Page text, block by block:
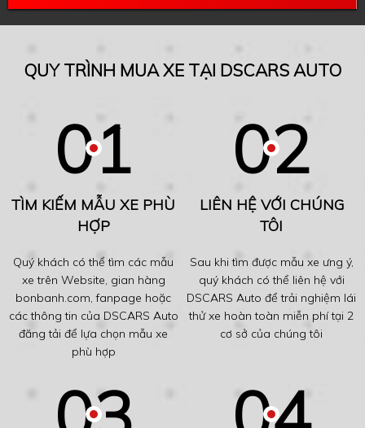
QUY TRÌNH MUA XE TẠI DSCARS AUTO
TÌM KIẾM MẪU XE PHÙ
HỢP
Quý khách có thể tìm các mẫu
xe trên Website, gian hàng
bonbanh.com, fanpage hoặc
các thông tin của DSCARS Auto
đăng tải để lựa chọn mẫu xe
phù hợp
LIÊN HỆ VỚI CHÚNG
TÔI
Sau khi tìm được mẫu xe ưng ý,
quý khách có thể liên hệ với
DSCARS Auto để trải nghiệm lái
thử xe hoàn toàn miễn phí tại 2
cơ sở của chúng tôi